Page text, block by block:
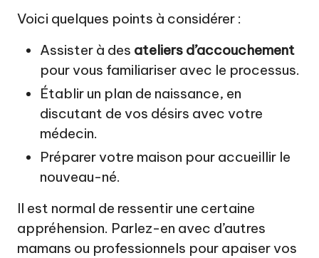
Voici quelques points à considérer :
Assister à des ateliers d’accouchement
pour vous familiariser avec le processus.
Établir un plan de naissance, en
discutant de vos désirs avec votre
médecin.
Préparer votre maison pour accueillir le
nouveau-né.
Il est normal de ressentir une certaine
appréhension. Parlez-en avec d’autres
mamans ou professionnels pour apaiser vos